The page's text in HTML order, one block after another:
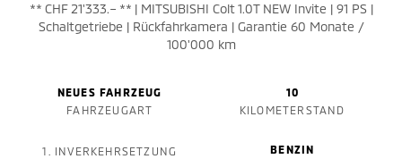
** CHF 21'333.– ** | MITSUBISHI Colt 1.0T NEW Invite | 91 PS |
Schaltgetriebe | Rückfahrkamera | Garantie 60 Monate /
100'000 km
NEUES FAHRZEUG
FAHRZEUGART
10
KILOMETERSTAND
1. INVERKEHRSETZUNG
BENZIN